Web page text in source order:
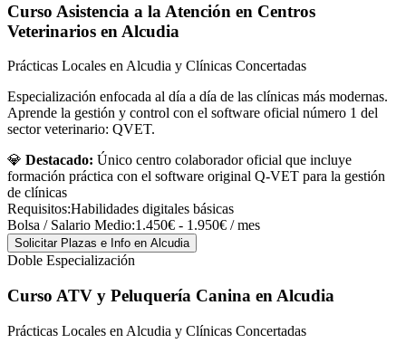
Curso Asistencia a la Atención en Centros
Veterinarios en Alcudia
Prácticas Locales en Alcudia y Clínicas Concertadas
Especialización enfocada al día a día de las clínicas más modernas.
Aprende la gestión y control con el software oficial número 1 del
sector veterinario: QVET.
💎 Destacado: Único centro colaborador oficial que incluye
formación práctica con el software original Q-VET para la gestión
de clínicas
Requisitos:Habilidades digitales básicas
Bolsa / Salario Medio:1.450€ - 1.950€ / mes
Solicitar Plazas e Info en Alcudia
Doble Especialización
Curso ATV y Peluquería Canina en Alcudia
Prácticas Locales en Alcudia y Clínicas Concertadas